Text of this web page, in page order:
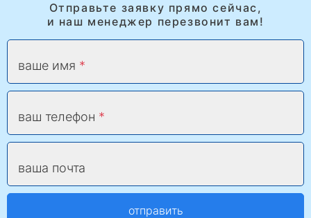
Отправьте заявку прямо сейчас,
и наш менеджер перезвонит вам!
ваше имя
ваш телефон
ваша почта
отправить